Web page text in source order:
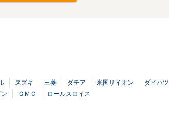
スズキ 三菱 ダチア 米国サイオン ダイハツ
ＧＭＣ ロールスロイス